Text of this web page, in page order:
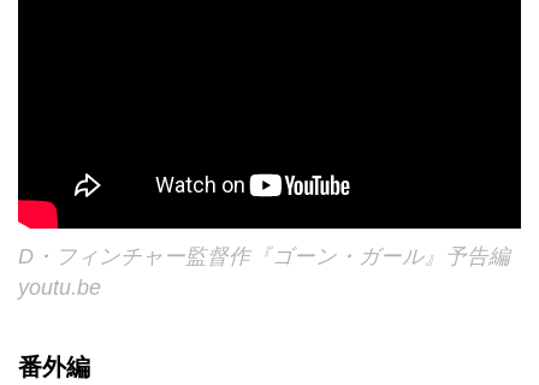
D・フィンチャー監督作『ゴーン・ガール』予告編
youtu.be
番外編